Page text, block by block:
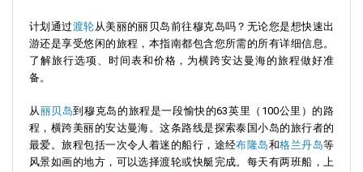
计划通过渡轮从美丽的丽贝岛前往穆克岛吗？无论您是想快速出
游还是享受悠闲的旅程，本指南都包含您所需的所有详细信息。
了解旅行选项、时间表和价格，为横跨安达曼海的旅程做好准
备。
从丽贝岛到穆克岛的旅程是一段愉快的63英里（100公里）的路
程，横跨美丽的安达曼海。这条路线是探索泰国小岛的旅行者的
最爱。旅程包括一次令人着迷的船行，途经布隆岛和格兰丹岛等
风景如画的地方，可以选择渡轮或快艇完成。每天有两班船，上